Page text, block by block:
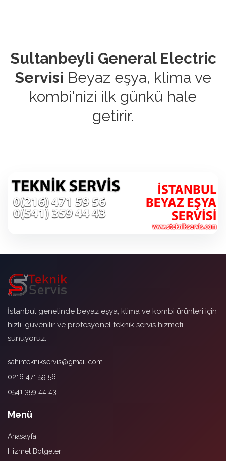
Sultanbeyli General Electric
Servisi Beyaz eşya, klima ve
kombi'nizi ilk günkü hale
getirir.
İstanbul genelinde beyaz eşya, klima ve kombi ürünleri için
hızlı, güvenilir ve profesyonel teknik servis hizmeti
sunuyoruz.
sahinteknikservis@gmail.com
0216 471 59 56
0541 359 44 43
Menü
Anasayfa
Hizmet Bölgeleri